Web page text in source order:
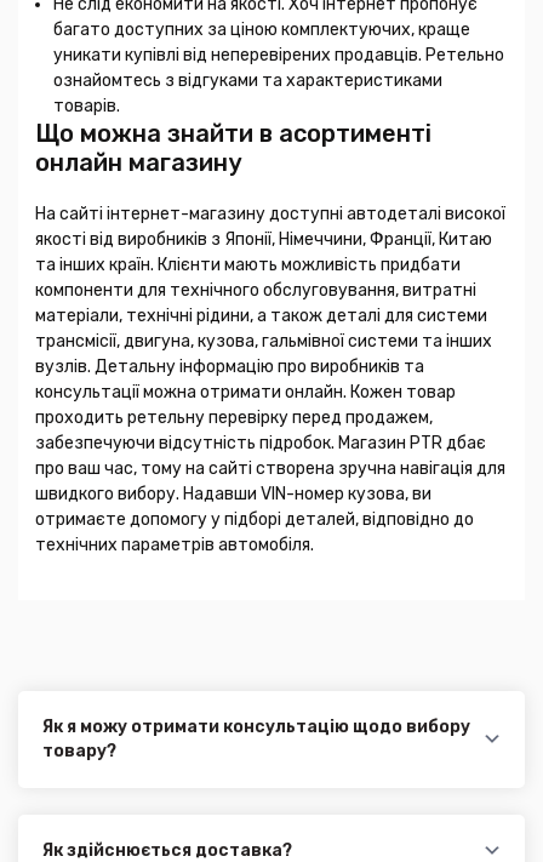
багато доступних за ціною комплектуючих, краще
уникати купівлі від неперевірених продавців. Ретельно
ознайомтесь з відгуками та характеристиками
товарів.
Що можна знайти в асортименті
онлайн магазину
На сайті інтернет-магазину доступні автодеталі високої
якості від виробників з Японії, Німеччини, Франції, Китаю
та інших країн. Клієнти мають можливість придбати
компоненти для технічного обслуговування, витратні
матеріали, технічні рідини, а також деталі для системи
трансмісії, двигуна, кузова, гальмівної системи та інших
вузлів. Детальну інформацію про виробників та
консультації можна отримати онлайн. Кожен товар
проходить ретельну перевірку перед продажем,
забезпечуючи відсутність підробок. Магазин PTR дбає
про ваш час, тому на сайті створена зручна навігація для
швидкого вибору. Надавши VIN-номер кузова, ви
отримаєте допомогу у підборі деталей, відповідно до
технічних параметрів автомобіля.
Як я можу отримати консультацію щодо вибору
товару?
онлайн-чат на нашому сайті.
Як здійснюється доставка?